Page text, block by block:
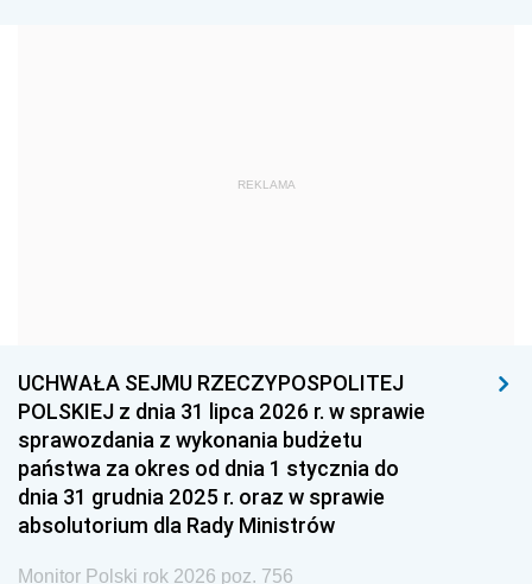
1959
1939 1938 1937
1936 1930
REKLAMA
UCHWAŁA SEJMU RZECZYPOSPOLITEJ
POLSKIEJ z dnia 31 lipca 2026 r. w sprawie
sprawozdania z wykonania budżetu
państwa za okres od dnia 1 stycznia do
dnia 31 grudnia 2025 r. oraz w sprawie
absolutorium dla Rady Ministrów
Monitor Polski rok 2026 poz. 756